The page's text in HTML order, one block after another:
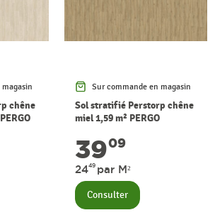
chêne
Sur commande en magasin
Sol stratifié Perstorp chêne
miel 1,59 m² PERGO
3909
2449 par M²
Consulter